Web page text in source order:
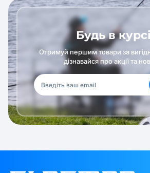
Будь в
Отримуй першим товари за
дізнавайся про акції та